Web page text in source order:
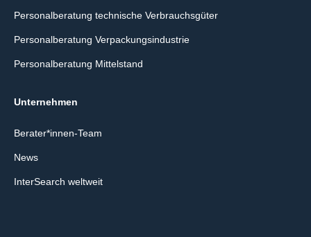
Personalberatung technische Verbrauchsgüter
Personalberatung Verpackungsindustrie
Personalberatung Mittelstand
Unternehmen
Berater*innen-Team
News
InterSearch weltweit